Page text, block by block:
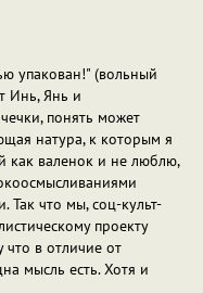
упакован!" (вольный
Инь, Янь и
понять может
натура, к которым я
как валенок и не люблю,
Так что мы, соц-культ-
проекту
что в отличие от
мысль есть. Хотя и